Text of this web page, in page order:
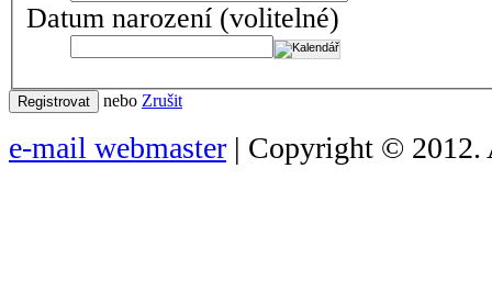
Datum narození (volitelné)
Registrovat nebo Zrušit
e-mail webmaster | Copyright © 2012.